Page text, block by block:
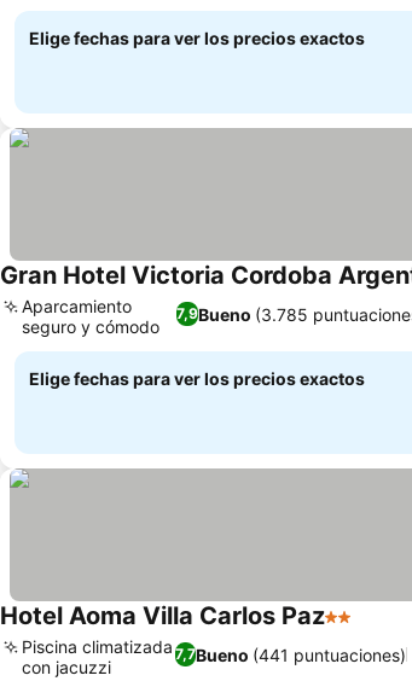
Elige fechas para ver los precios exactos
Gran Hotel Victoria Cordoba
7,9Bueno (3.785
Aparcamiento
seguro y cómodo
Elige fechas para ver los precios exactos
Hotel Aoma Villa Carlos Paz2 Estrellas
7,7Bueno (441 puntuaciones)
Piscina climatizada
con jacuzzi